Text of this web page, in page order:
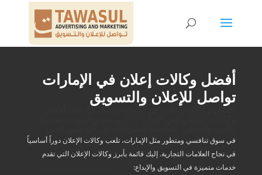
أفضل وكالات إعلان في الإمارات
تواصل للإعلان والتسويق
في سوق تنافسي ومتطور مثل الإمارات، تلعب وكالات الإعلان دوراً أساسياً
في نجاح العلامات التجارية. إليك قائمة بأبرز وكالات الإعلان التي تقدم
خدمات متميزة في التسويق والإبداع: